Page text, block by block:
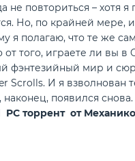
повториться – хотя я
Но, по крайней мере,
я полагаю, что те же
того, играете ли вы в
фэнтезийный мир и
И я взволнован
появился снова.
торрент от